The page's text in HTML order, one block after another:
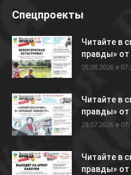
Спецпроекты
Читайте в
правды» от
05.08.2026 в
Читайте в
правды»
29.07.2026 в
Читайте в
правды»